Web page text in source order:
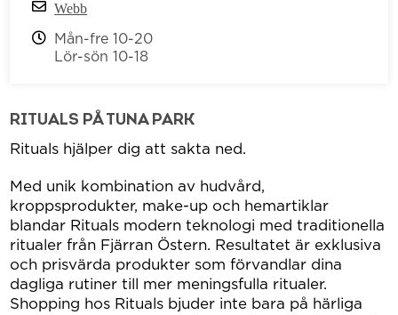
Webb
Mån-fre 10-20
Lör-sön 10-18
RITUALS PÅ TUNA PARK
Rituals hjälper dig att sakta ned.
Med unik kombination av hudvård,
kroppsprodukter, make-up och hemartiklar
blandar Rituals modern teknologi med traditionella
ritualer från Fjärran Östern. Resultatet är exklusiva
och prisvärda produkter som förvandlar dina
dagliga rutiner till mer meningsfulla ritualer.
Shopping hos Rituals bjuder inte bara på härliga